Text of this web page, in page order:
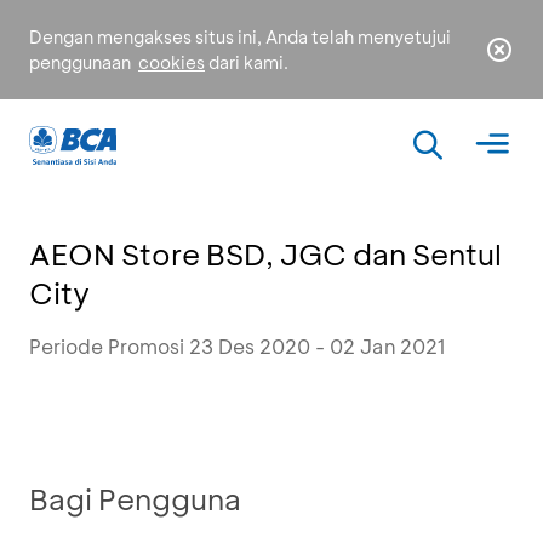
Dengan mengakses situs ini, Anda telah menyetujui
penggunaan cookies dari kami.
AEON Store BSD, JGC dan Sentul
City
Periode Promosi 23 Des 2020 - 02 Jan 2021
Bagi Pengguna